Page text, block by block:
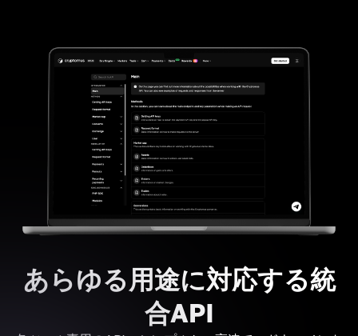
あらゆる用途に対応する統
合API